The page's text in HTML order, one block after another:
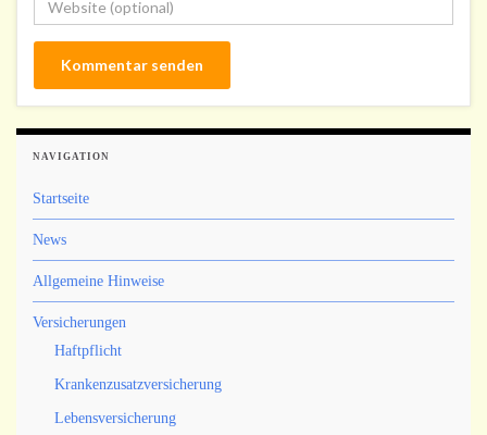
NAVIGATION
Startseite
News
Allgemeine Hinweise
Versicherungen
Haftpflicht
Krankenzusatzversicherung
Lebensversicherung